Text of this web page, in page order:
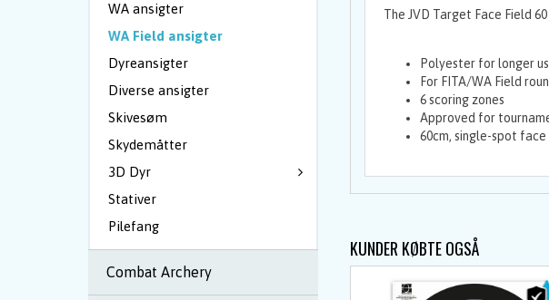
WA ansigter
WA Field ansigter
Dyreansigter
Diverse ansigter
Skivesøm
Skydemåtter
3D Dyr
Stativer
Pilefang
Combat Archery
The JVD Target Face Field
Polyester for longer
For FITA/WA Field
6 scoring zones
Approved for
60cm, single-spot face
KUNDER KØBTE OGSÅ